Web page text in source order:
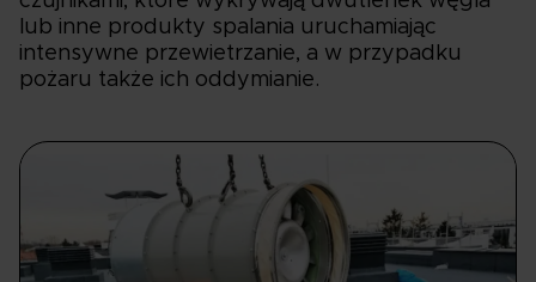
lub inne produkty spalania uruchamiając
intensywne przewietrzanie, a w przypadku
pożaru także ich oddymianie.